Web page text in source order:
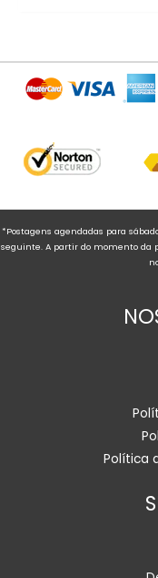
*Postagens agendadas para
seguinte. A partir do momento da
Política